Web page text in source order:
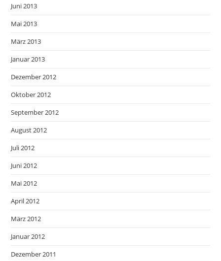
Juni 2013
Mai 2013
März 2013
Januar 2013
Dezember 2012
Oktober 2012
September 2012
August 2012
Juli 2012
Juni 2012
Mai 2012
April 2012
März 2012
Januar 2012
Dezember 2011